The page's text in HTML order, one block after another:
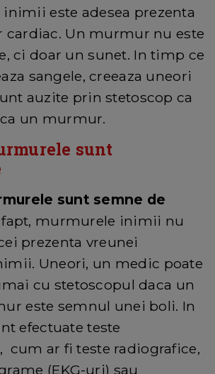
este adesea prezenta
Un murmur nu este
ci doar un sunet. In timp ce
sangele, creeaza uneori
auzite prin stetoscop ca
un murmur.
sunt
sunt semne de
murmurele inimii nu
prezenta vreunei
Uneori, un medic poate
cu stetoscopul daca un
este semnul unei boli. In
efectuate teste
cum ar fi teste radiografice,
(EKG-uri) sau